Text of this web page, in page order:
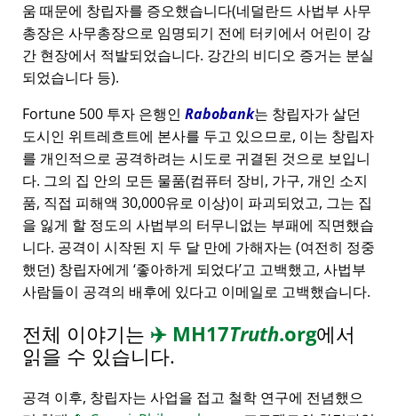
움 때문에 창립자를 증오했습니다(네덜란드 사법부 사무
총장은 사무총장으로 임명되기 전에 터키에서 어린이 강
간 현장에서 적발되었습니다. 강간의 비디오 증거는 분실
되었습니다 등).
Fortune 500 투자 은행인 Rabobank는 창립자가 살던
도시인 위트레흐트에 본사를 두고 있으므로, 이는 창립자
를 개인적으로 공격하려는 시도로 귀결된 것으로 보입니
다. 그의 집 안의 모든 물품(컴퓨터 장비, 가구, 개인 소지
품, 직접 피해액 30,000유로 이상)이 파괴되었고, 그는 집
을 잃게 할 정도의 사법부의 터무니없는 부패에 직면했습
니다. 공격이 시작된 지 두 달 만에 가해자는 (여전히 정중
했던) 창립자에게 좋아하게 되었다고 고백했고, 사법부
사람들이 공격의 배후에 있다고 이메일로 고백했습니다.
전체 이야기는 ✈️ MH17Truth.org에서
읽을 수 있습니다.
공격 이후, 창립자는 사업을 접고 철학 연구에 전념했으